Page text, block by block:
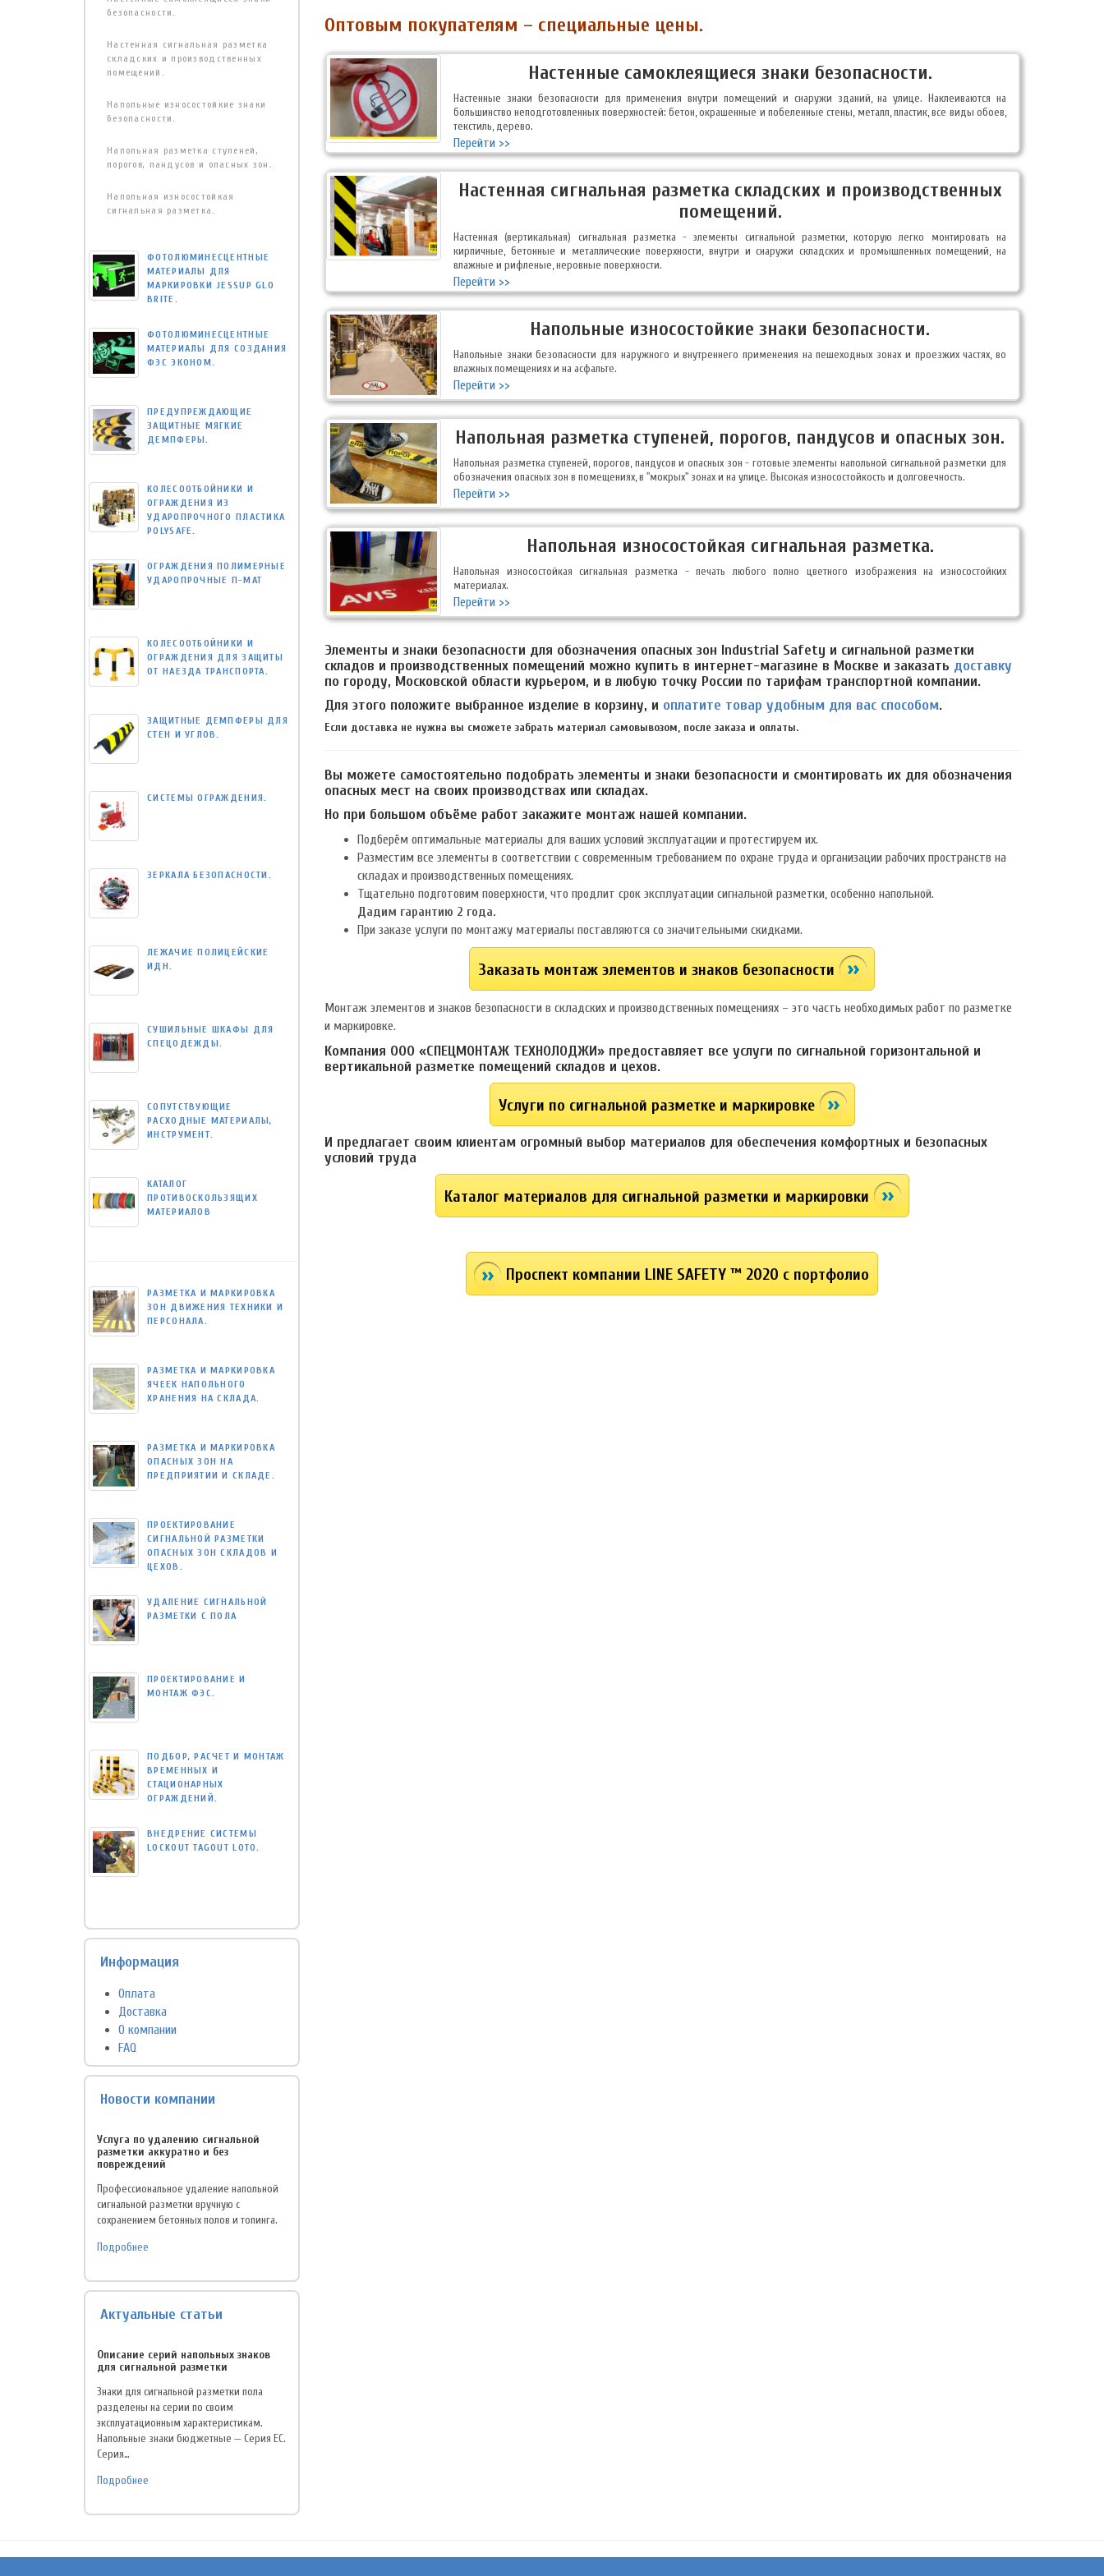
Оптовым покупателям – специальные цены.
Настенные самоклеящиеся знаки безопасности.
Настенные знаки безопасности для применения внутри помещений и снаружи зданий, на улице. Наклеиваются на
большинство неподготовленных поверхностей: бетон, окрашенные и побеленные стены, металл, пластик, все виды обоев,
текстиль, дерево.
Перейти >>
Настенная сигнальная разметка складских и производственных
помещений.
Настенная (вертикальная) сигнальная разметка - элементы сигнальной разметки, которую легко монтировать на
кирпичные, бетонные и металлические поверхности, внутри и снаружи складских и промышленных помещений, на
влажные и рифленые, неровные поверхности.
Перейти >>
Напольные износостойкие знаки безопасности.
Напольные знаки безопасности для наружного и внутреннего применения на пешеходных зонах и проезжих частях, во
влажных помещениях и на асфальте.
Перейти >>
Напольная разметка ступеней, порогов, пандусов и опасных зон.
Напольная разметка ступеней, порогов, пандусов и опасных зон - готовые элементы напольной сигнальной разметки для
обозначения опасных зон в помещениях, в "мокрых" зонах и на улице. Высокая износостойкость и долговечность.
Перейти >>
Напольная износостойкая сигнальная разметка.
Напольная износостойкая сигнальная разметка - печать любого полно цветного изображения на износостойких
материалах.
Перейти >>
Элементы и знаки безопасности для обозначения опасных зон Industrial Safety и сигнальной разметки
складов и производственных помещений можно купить в интернет-магазине в Москве и заказать доставку
по городу, Московской области курьером, и в любую точку России по тарифам транспортной компании.
Для этого положите выбранное изделие в корзину, и оплатите товар удобным для вас способом.
Если доставка не нужна вы сможете забрать материал самовывозом, после заказа и оплаты.
Вы можете самостоятельно подобрать элементы и знаки безопасности и смонтировать их для обозначения
опасных мест на своих производствах или складах.
Но при большом объёме работ закажите монтаж нашей компании.
Подберём оптимальные материалы для ваших условий эксплуатации и протестируем их.
Разместим все элементы в соответствии с современным требованием по охране труда и организации рабочих пространств на
складах и производственных помещениях.
Тщательно подготовим поверхности, что продлит срок эксплуатации сигнальной разметки, особенно напольной.
Дадим гарантию 2 года.
При заказе услуги по монтажу материалы поставляются со значительными скидками.
Заказать монтаж элементов и знаков безопасности
Монтаж элементов и знаков безопасности в складских и производственных помещениях – это часть необходимых работ по разметке
и маркировке.
Компания ООО «СПЕЦМОНТАЖ ТЕХНОЛОДЖИ» предоставляет все услуги по сигнальной горизонтальной и
вертикальной разметке помещений складов и цехов.
Услуги по сигнальной разметке и маркировке
И предлагает своим клиентам огромный выбор материалов для обеспечения комфортных и безопасных
условий труда
Каталог материалов для сигнальной разметки и маркировки
Проспект компании LINE SAFETY ™ 2020 с портфолио
безопасности.
Настенная сигнальная разметка
складских и производственных
помещений.
Напольные износостойкие знаки
безопасности.
Напольная разметка ступеней,
порогов, пандусов и опасных зон.
Напольная износостойкая
сигнальная разметка.
ФОТОЛЮМИНЕСЦЕНТНЫЕ
МАТЕРИАЛЫ ДЛЯ
МАРКИРОВКИ JESSUP GLO
BRITE.
ФОТОЛЮМИНЕСЦЕНТНЫЕ
МАТЕРИАЛЫ ДЛЯ СОЗДАНИЯ
ФЭС ЭКОНОМ.
ПРЕДУПРЕЖДАЮЩИЕ
ЗАЩИТНЫЕ МЯГКИЕ
ДЕМПФЕРЫ.
КОЛЕСООТБОЙНИКИ И
ОГРАЖДЕНИЯ ИЗ
УДАРОПРОЧНОГО ПЛАСТИКА
POLYSAFE.
ОГРАЖДЕНИЯ ПОЛИМЕРНЫЕ
УДАРОПРОЧНЫЕ П-МАТ
КОЛЕСООТБОЙНИКИ И
ОГРАЖДЕНИЯ ДЛЯ ЗАЩИТЫ
ОТ НАЕЗДА ТРАНСПОРТА.
ЗАЩИТНЫЕ ДЕМПФЕРЫ ДЛЯ
СТЕН И УГЛОВ.
СИСТЕМЫ ОГРАЖДЕНИЯ.
ЗЕРКАЛА БЕЗОПАСНОСТИ.
ЛЕЖАЧИЕ ПОЛИЦЕЙСКИЕ
ИДН.
СУШИЛЬНЫЕ ШКАФЫ ДЛЯ
СПЕЦОДЕЖДЫ.
СОПУТСТВУЮЩИЕ
РАСХОДНЫЕ МАТЕРИАЛЫ,
ИНСТРУМЕНТ.
КАТАЛОГ
ПРОТИВОСКОЛЬЗЯЩИХ
МАТЕРИАЛОВ
РАЗМЕТКА И МАРКИРОВКА
ЗОН ДВИЖЕНИЯ ТЕХНИКИ И
ПЕРСОНАЛА.
РАЗМЕТКА И МАРКИРОВКА
ЯЧЕЕК НАПОЛЬНОГО
ХРАНЕНИЯ НА СКЛАДА.
РАЗМЕТКА И МАРКИРОВКА
ОПАСНЫХ ЗОН НА
ПРЕДПРИЯТИИ И СКЛАДЕ.
ПРОЕКТИРОВАНИЕ
СИГНАЛЬНОЙ РАЗМЕТКИ
ОПАСНЫХ ЗОН СКЛАДОВ И
ЦЕХОВ.
УДАЛЕНИЕ СИГНАЛЬНОЙ
РАЗМЕТКИ С ПОЛА
ПРОЕКТИРОВАНИЕ И
МОНТАЖ ФЭС.
ПОДБОР, РАСЧЕТ И МОНТАЖ
ВРЕМЕННЫХ И
СТАЦИОНАРНЫХ
ОГРАЖДЕНИЙ.
ВНЕДРЕНИЕ СИСТЕМЫ
LOCKOUT TAGOUT LOTO.
Информация
Оплата
Доставка
О компании
FAQ
Новости компании
Услуга по удалению сигнальной
разметки аккуратно и без
повреждений
Профессиональное удаление напольной
сигнальной разметки вручную с
сохранением бетонных полов и топинга.
Подробнее
Актуальные статьи
Описание серий напольных знаков
для сигнальной разметки
Знаки для сигнальной разметки пола
разделены на серии по своим
эксплуатационным характеристикам.
Напольные знаки бюджетные — Серия EC.
Серия…
Подробнее